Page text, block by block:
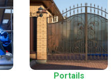
Portails